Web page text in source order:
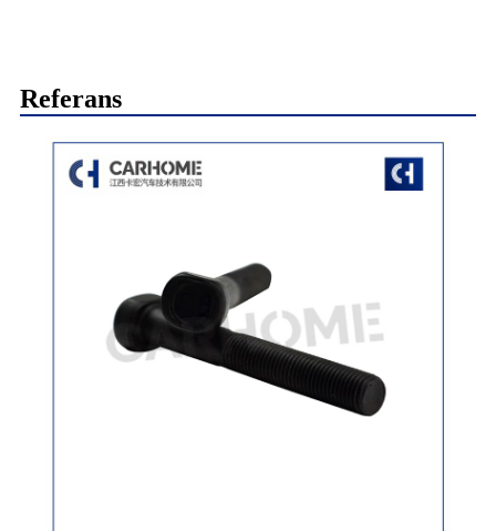
Referans